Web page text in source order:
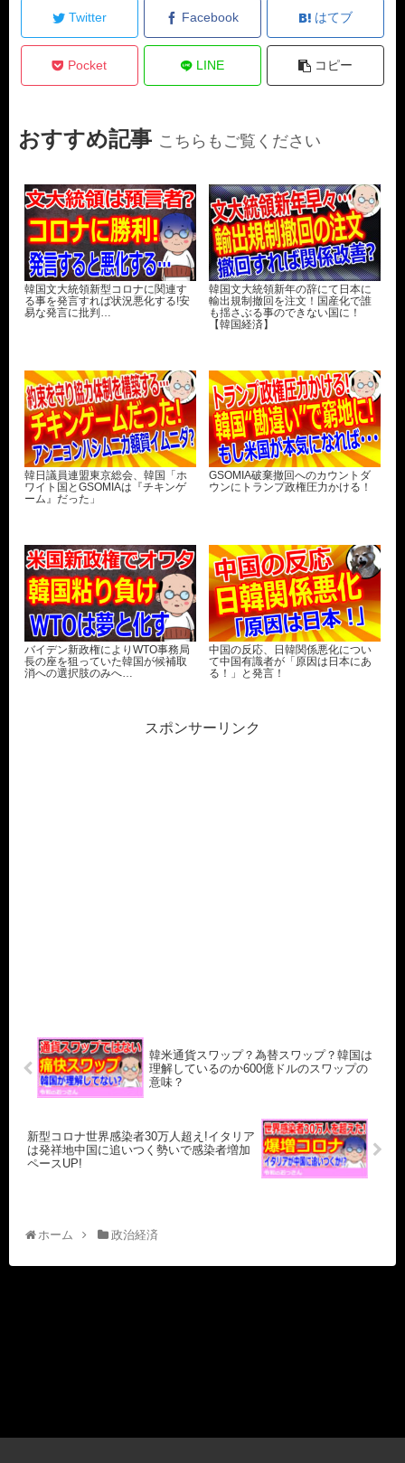
Twitter Facebook はてブ
Pocket LINE コピー
おすすめ記事 こちらもご覧ください
韓国文大統領新型コロナに関連す
る事を発言すれば状況悪化する!安
易な発言に批判…
韓国文大統領新年の辞にて日本に
輸出規制撤回を注文！国産化で誰
も揺さぶる事のできない国に！
【韓国経済】
韓日議員連盟東京総会、韓国「ホ
ワイト国とGSOMIAは『チキンゲ
ーム』だった」
GSOMIA破棄撤回へのカウントダ
ウンにトランプ政権圧力かける！
バイデン新政権によりWTO事務局
長の座を狙っていた韓国が候補取
消への選択肢のみへ…
中国の反応、日韓関係悪化につい
て中国有識者が「原因は日本にあ
る！」と発言！
スポンサーリンク
韓米通貨スワップ？為替スワップ？韓国は
理解しているのか600億ドルのスワップの
意味？
新型コロナ世界感染者30万人超え!イタリア
は発祥地中国に追いつく勢いで感染者増加
ペースUP!
ホーム 政治経済